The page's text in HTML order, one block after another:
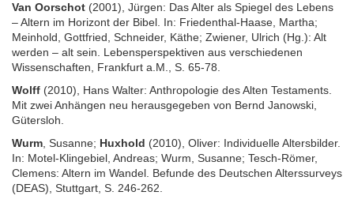
Van Oorschot (2001), Jürgen: Das Alter als Spiegel des Lebens
– Altern im Horizont der Bibel. In: Friedenthal-Haase, Martha;
Meinhold, Gottfried, Schneider, Käthe; Zwiener, Ulrich (Hg.): Alt
werden – alt sein. Lebensperspektiven aus verschiedenen
Wissenschaften, Frankfurt a.M., S. 65-78.
Wolff (2010), Hans Walter: Anthropologie des Alten Testaments.
Mit zwei Anhängen neu herausgegeben von Bernd Janowski,
Gütersloh.
Wurm , Susanne; Huxhold (2010), Oliver: Individuelle Altersbilder.
In: Motel-Klingebiel, Andreas; Wurm, Susanne; Tesch-Römer,
Clemens: Altern im Wandel. Befunde des Deutschen Alterssurveys
(DEAS), Stuttgart, S. 246-262.